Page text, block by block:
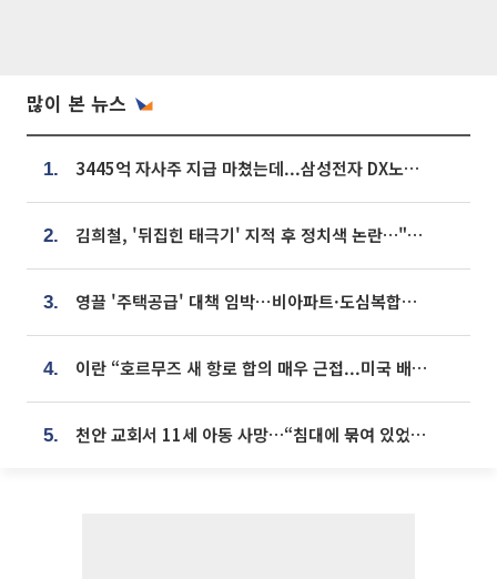
많이 본 뉴스
1. 3445억 자사주 지급 마쳤는데...삼성전자 DX노조, 뒤늦은 '떼쓰기 집회'
2. 김희철, '뒤집힌 태극기' 지적 후 정치색 논란…"좌우 떠나 우리나라 국기"
3. 영끌 '주택공급' 대책 임박⋯비아파트·도심복합까지 총동원
4. 이란 “호르무즈 새 항로 합의 매우 근접...미국 배상 먼저”
5. 천안 교회서 11세 아동 사망…“침대에 묶여 있었다” 진술 확보